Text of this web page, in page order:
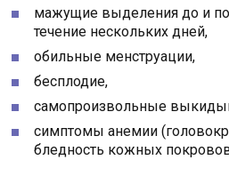
мажущие выделения до и
течение нескольких дней,
обильные менструации,
бесплодие,
самопроизвольные
симптомы анемии
бледность кожных